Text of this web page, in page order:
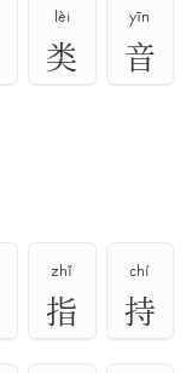
lèi
类
yīn
音
zhǐ
指
chí
持